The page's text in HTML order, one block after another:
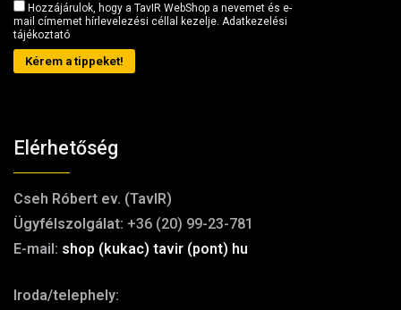
Hozzájárulok, hogy a TavIR WebShop a nevemet és e-
mail címemet hírlevelezési céllal kezelje. Adatkezelési
tájékoztató
Kérem a tippeket!
Elérhetőség
Cseh Róbert ev. (TavIR)
Ügyfélszolgálat: +36 (20) 99-23-781
E-mail: shop (kukac) tavir (pont) hu
Iroda/telephely: